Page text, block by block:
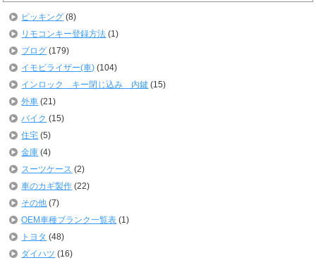
ピッキング (8)
リモコンキー登録方法 (1)
ブログ (179)
イモビライザー(車) (104)
インロック キー閉じ込み 内鍵 (15)
外車 (21)
バイク (15)
住宅 (5)
金庫 (4)
スーツケース (2)
車のカギ製作 (22)
その他 (7)
OEM車種ブランク一覧表 (1)
トヨタ (48)
ダイハツ (16)